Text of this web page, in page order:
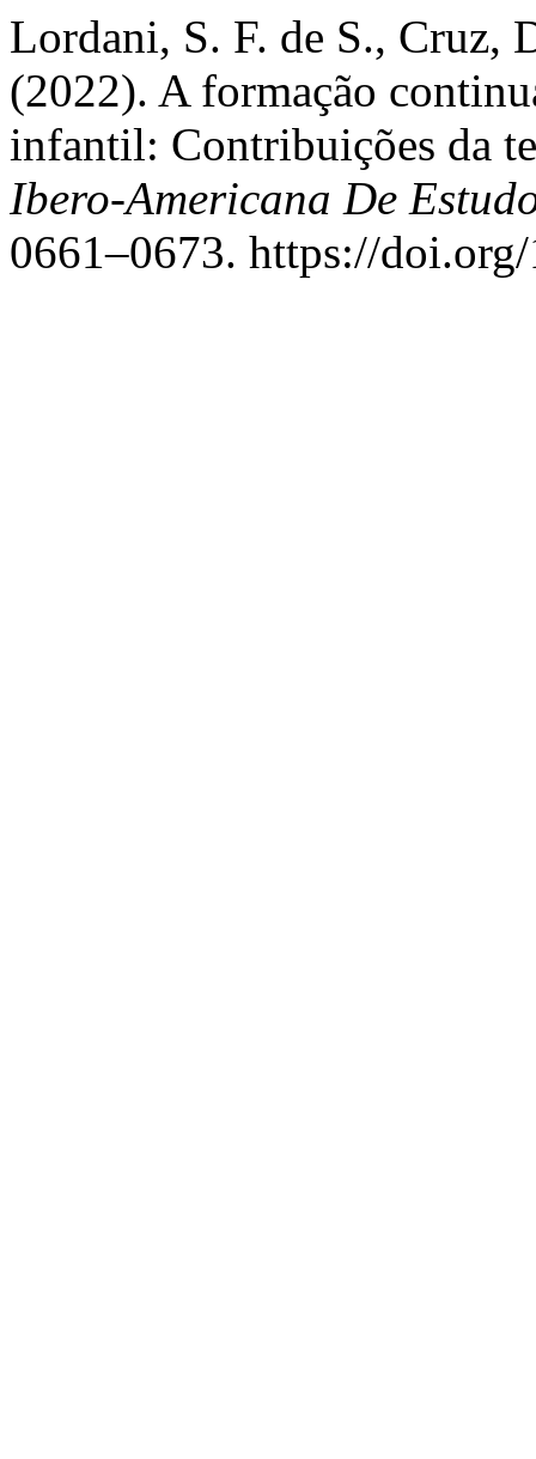
Lordani, S. F. de S., Cruz,
(2022). A formação
infantil: Contribuições da
Ibero-Americana De
0661–0673. https://